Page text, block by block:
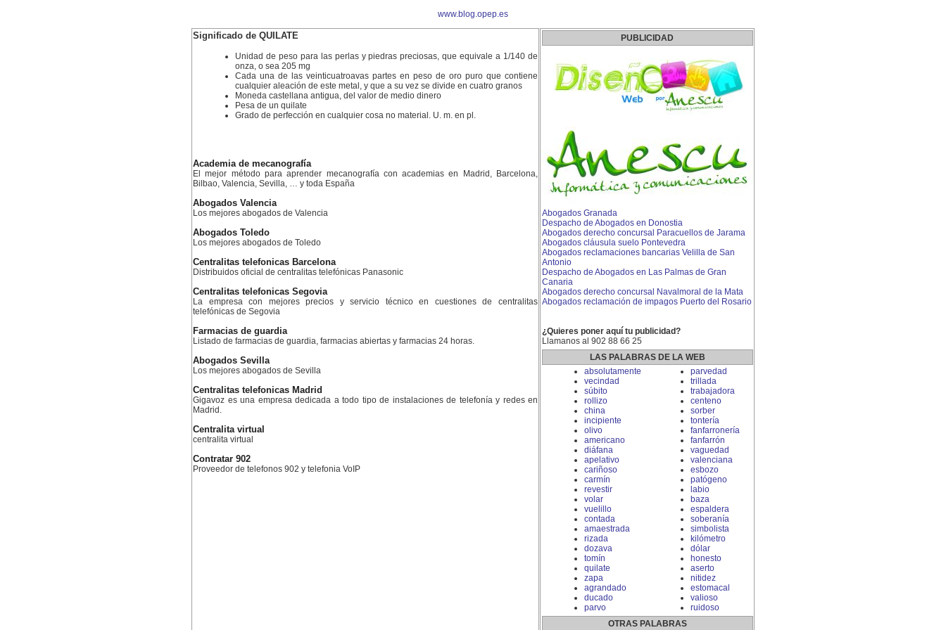
www.blog.opep.es
Significado de QUILATE
Unidad de peso para las perlas y piedras preciosas, que equivale a 1/140 de
onza, o sea 205 mg
Cada una de las veinticuatroavas partes en peso de oro puro que contiene
cualquier aleación de este metal, y que a su vez se divide en cuatro granos
Moneda castellana antigua, del valor de medio dinero
Pesa de un quilate
Grado de perfección en cualquier cosa no material. U. m. en pl.
Academia de mecanografía
El mejor método para aprender mecanografía con academias en Madrid, Barcelona,
Bilbao, Valencia, Sevilla, … y toda España
Abogados Valencia
Los mejores abogados de Valencia
Abogados Toledo
Los mejores abogados de Toledo
Centralitas telefonicas Barcelona
Distribuidos oficial de centralitas telefónicas Panasonic
Centralitas telefonicas Segovia
La empresa con mejores precios y servicio técnico en cuestiones de centralitas
telefónicas de Segovia
Farmacias de guardia
Listado de farmacias de guardia, farmacias abiertas y farmacias 24 horas.
Abogados Sevilla
Los mejores abogados de Sevilla
Centralitas telefonicas Madrid
Gigavoz es una empresa dedicada a todo tipo de instalaciones de telefonía y redes en
Madrid.
Centralita virtual
centralita virtual
Contratar 902
Proveedor de telefonos 902 y telefonia VoIP
PUBLICIDAD
Abogados Granada
Despacho de Abogados en Donostia
Abogados derecho concursal Paracuellos de Jarama
Abogados cláusula suelo Pontevedra
Abogados reclamaciones bancarias Velilla de San
Antonio
Despacho de Abogados en Las Palmas de Gran
Canaria
Abogados derecho concursal Navalmoral de la Mata
Abogados reclamación de impagos Puerto del Rosario
¿Quieres poner aquí tu publicidad?
Llamanos al 902 88 66 25
LAS PALABRAS DE LA WEB
absolutamente
vecindad
súbito
rollizo
china
incipiente
olivo
americano
diáfana
apelativo
cariñoso
carmín
revestir
volar
vuelillo
contada
amaestrada
rizada
dozava
tomín
quilate
zapa
agrandado
ducado
parvo
parvedad
trillada
trabajadora
centeno
sorber
tontería
fanfarronería
fanfarrón
vaguedad
valenciana
esbozo
patógeno
labio
baza
espaldera
soberanía
simbolista
kilómetro
dólar
honesto
aserto
nitidez
estomacal
valioso
ruidoso
OTRAS PALABRAS